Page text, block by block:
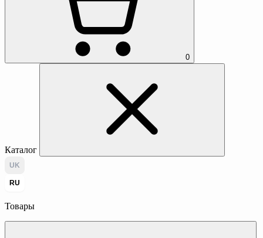
0
Каталог
UK
RU
Товары